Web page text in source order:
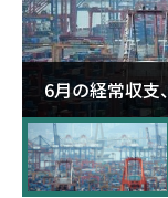
6月の経常収
が初の1000億